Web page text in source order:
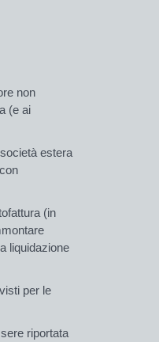
non
(e ai
estera
(in
liquidazione
per le
riportata